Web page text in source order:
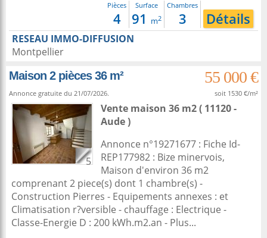
Pièces
4
Surface
91 m2
Chambres
3 Détails
RESEAU IMMO-DIFFUSION
Montpellier
Maison 2 pièces 36 m²
55 000 €
Annonce gratuite du 21/07/2026. soit 1530 €/m²
5
Vente maison 36 m2( 11120 -
Aude )
Annonce n°19271677 : Fiche Id-
REP177982 : Bize minervois,
Maison d'environ 36 m2
comprenant 2 piece(s) dont 1 chambre(s) -
Construction Pierres - Equipements annexes : et
Climatisation r?versible - chauffage : Electrique -
Classe-Energie D : 200 kWh.m2.an - Plus...